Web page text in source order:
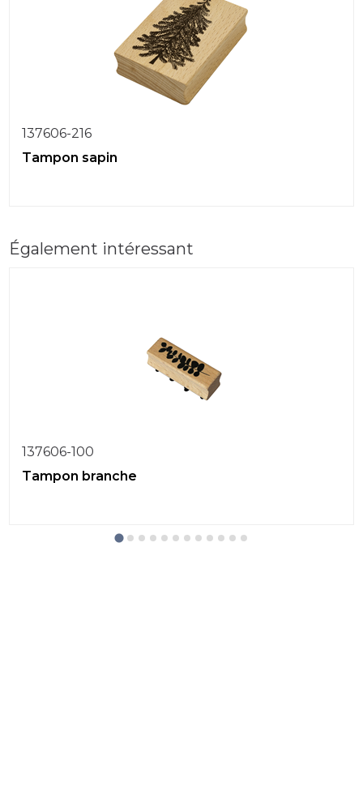
137606-216
Tampon sapin
Également intéressant
137606-100
Tampon branche